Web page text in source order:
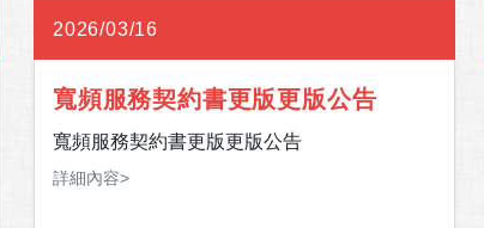
2026/03/16
寬頻服務契約書更版更版公告
寬頻服務契約書更版更版公告
詳細內容>